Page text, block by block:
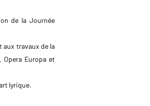
de la Journée
travaux de la
Opera Europa et
lyrique.